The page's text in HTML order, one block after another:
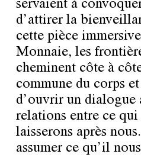
servaient à
d’attirer la
cette pièce
Monnaie, les
cheminent côte à
commune du corps
d’ouvrir un dialogue
relations entre ce qui
laisserons après
assumer ce qu’il